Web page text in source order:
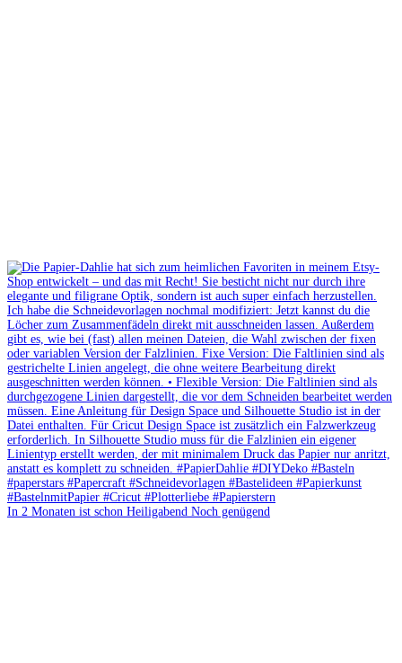
In 2 Monaten ist schon Heiligabend Noch genügend